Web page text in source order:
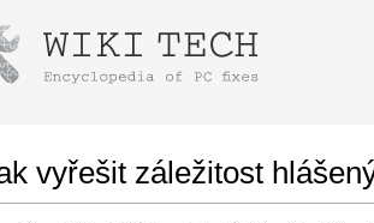
vyřešit záležitost
for downloading using